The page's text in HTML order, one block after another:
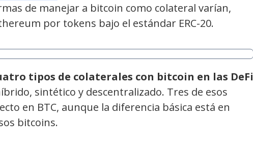
de manejar a bitcoin como colateral varían,
por tokens bajo el estándar ERC-20.
tipos de colaterales con bitcoin en las DeFi
sintético y descentralizado. Tres de esos
en BTC, aunque la diferencia básica está en
bitcoins.